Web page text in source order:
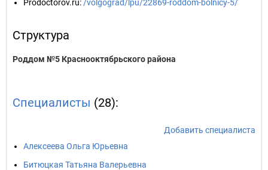
Prodoctorov.ru: /volgograd/lpu/22869-roddom-bolnicy-5/
Структура
Роддом №5 Краснооктябрьского района
Специалисты (28):
Добавить специалиста
Алексеева Ольга Юрьевна
Битюцкая Татьяна Валерьевна